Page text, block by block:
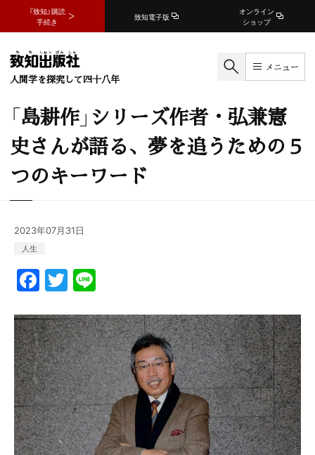
『致知』購読
手続き
致知電子版
オンライン
ショップ
人間学を探究して四十八年
メニュー
「島耕作」シリーズ作者・弘兼憲
史さんが語る、夢を追うための５
つのキーワード
2023年07月31日
人生
F
a
c
e
b
o
o
k
T
w
itt
er
e